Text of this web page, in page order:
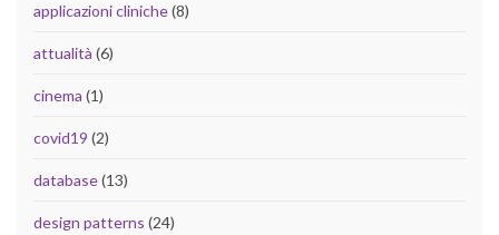
applicazioni cliniche(8)
attualità (6)
cinema (1)
covid19 (2)
database(13)
design patterns (24)